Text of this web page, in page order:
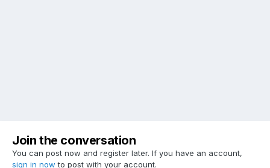
Join the conversation
You can post now and register later. If you have an account,
sign in now to post with your account.